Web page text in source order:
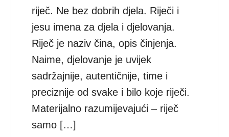
riječ. Ne bez dobrih djela. Riječi i
jesu imena za djela i djelovanja.
Riječ je naziv čina, opis činjenja.
Naime, djelovanje je uvijek
sadržajnije, autentičnije, time i
preciznije od svake i bilo koje riječi.
Materijalno razumijevajući – riječ
samo […]